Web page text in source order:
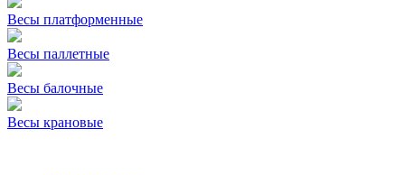
Весы платформенные
Весы паллетные
Весы балочные
Весы крановые